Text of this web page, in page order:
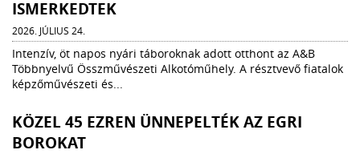
ISMERKEDTEK
2026. JÚLIUS 24.
Intenzív, öt napos nyári táboroknak adott otthont az A&B
Többnyelvű Összművészeti Alkotóműhely. A résztvevő fiatalok
képzőművészeti és...
KÖZEL 45 EZREN ÜNNEPELTÉK AZ EGRI
BOROKAT